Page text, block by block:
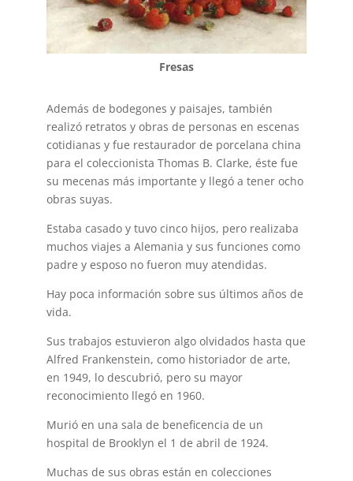
Fresas
Además de bodegones y paisajes, también
realizó retratos y obras de personas en escenas
cotidianas y fue restaurador de porcelana china
para el coleccionista Thomas B. Clarke, éste fue
su mecenas más importante y llegó a tener ocho
obras suyas.
Estaba casado y tuvo cinco hijos, pero realizaba
muchos viajes a Alemania y sus funciones como
padre y esposo no fueron muy atendidas.
Hay poca información sobre sus últimos años de
vida.
Sus trabajos estuvieron algo olvidados hasta que
Alfred Frankenstein, como historiador de arte,
en 1949, lo descubrió, pero su mayor
reconocimiento llegó en 1960.
Murió en una sala de beneficencia de un
hospital de Brooklyn el 1 de abril de 1924.
Muchas de sus obras están en colecciones